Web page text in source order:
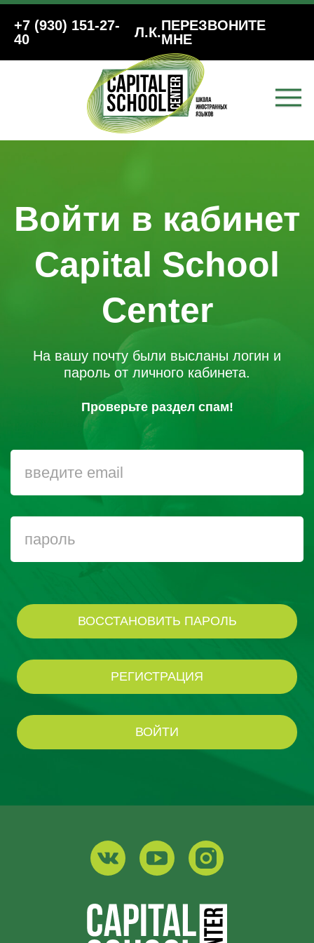
+7 (930) 151-27-
40
Л.К.ПЕРЕЗВОНИТЕ
МНЕ
Войти в кабинет
Capital School
Center
На вашу почту были высланы логин и
пароль от личного кабинета.
Проверьте раздел спам!
ВОССТАНОВИТЬ ПАРОЛЬ
РЕГИСТРАЦИЯ
ВОЙТИ